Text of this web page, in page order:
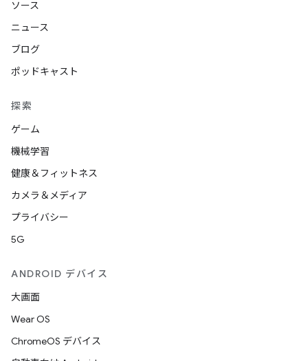
ソース
ニュース
ブログ
ポッドキャスト
探索
ゲーム
機械学習
健康＆フィットネス
カメラ＆メディア
プライバシー
5G
ANDROID デバイス
大画面
Wear OS
ChromeOS デバイス